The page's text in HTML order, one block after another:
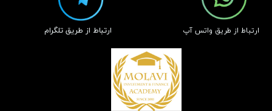
​ارتباط از طریق تلگرام ​ارتباط از طریق واتس آپ